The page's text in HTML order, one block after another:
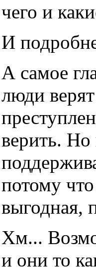
чего и
И
А самое
люди
верить. Но
потому
выгодная,
Хм...
и они то